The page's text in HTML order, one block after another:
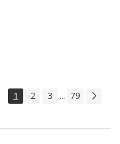
1 2 3 ... 79